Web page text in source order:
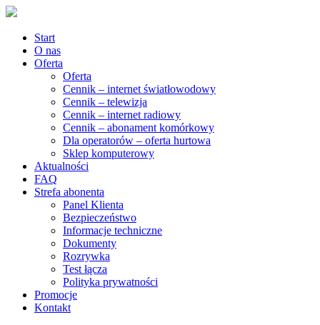
Start
O nas
Oferta
Oferta
Cennik – internet światłowodowy
Cennik – telewizja
Cennik – internet radiowy
Cennik – abonament komórkowy
Dla operatorów – oferta hurtowa
Sklep komputerowy
Aktualności
FAQ
Strefa abonenta
Panel Klienta
Bezpieczeństwo
Informacje techniczne
Dokumenty
Rozrywka
Test łącza
Polityka prywatności
Promocje
Kontakt